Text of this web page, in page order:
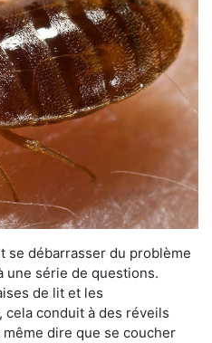
se débarrasser du problème
une série de questions.
de lit et les
conduit à des réveils
dire que se coucher